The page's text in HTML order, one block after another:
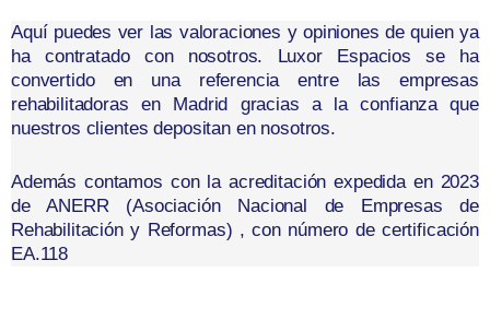
Aquí puedes ver las valoraciones y opiniones de quien ya
ha contratado con nosotros. Luxor Espacios se ha
convertido en una referencia entre las empresas
rehabilitadoras en Madrid gracias a la confianza que
nuestros clientes depositan en nosotros.
Además contamos con la acreditación expedida en 2023
de ANERR (Asociación Nacional de Empresas de
Rehabilitación y Reformas) , con número de certificación
EA.118